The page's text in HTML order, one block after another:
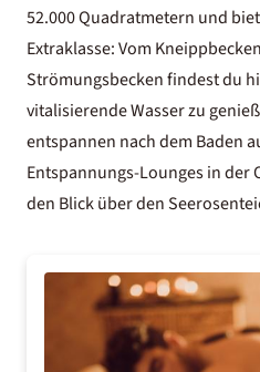
52.000 Quadratmetern und
Extraklasse: Vom
Strömungsbecken findest du
vitalisierende Wasser zu
entspannen nach dem Baden
Entspannungs-Lounges in der
den Blick über den